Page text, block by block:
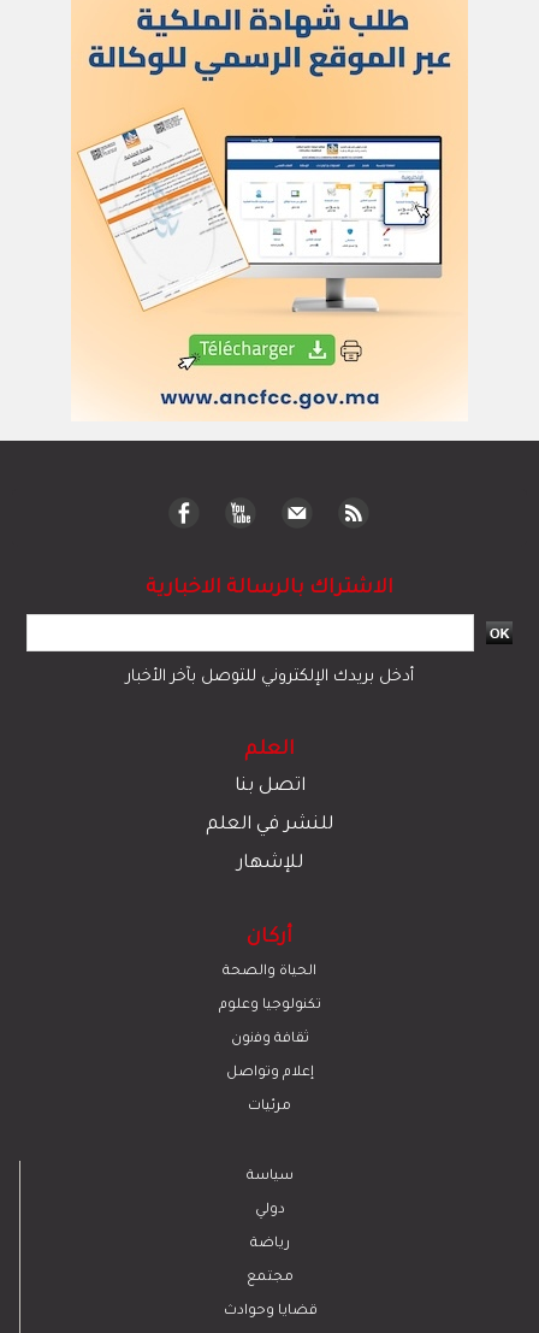
الاشتراك بالرسالة الاخبارية
أدخل بريدك الإلكتروني للتوصل بآخر الأخبار
العلم
اتصل بنا
للنشر في العلم
للإشهار
أركان
الحياة والصحة
تكنولوجيا وعلوم
ﺛﻘﺎﻓﺔ وﻓﻧون
إعلام وتواصل
مرئيات
سياسة
دولي
رياضة
مجتمع
قضايا وحوادث